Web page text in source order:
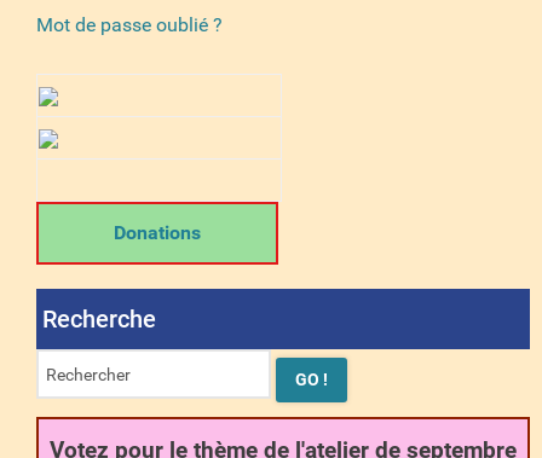
Mot de passe oublié ?
Donations
Recherche
Votez pour le thème de l'atelier de septembre